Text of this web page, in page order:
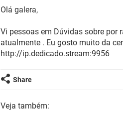
Olá galera,
Vi pessoas em Dúvidas sobre por
atualmente . Eu gosto muito da
http://ip.dedicado.stream:9956
Share
Veja também: